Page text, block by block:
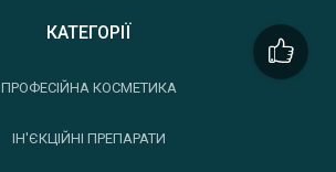
КАТЕГОРІЇ
ПРОФЕСІЙНА КОСМЕТИКА
ІН'ЄКЦІЙНІ ПРЕПАРАТИ